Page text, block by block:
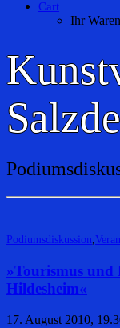
Cart
Ihr
Podiumsdiskussion
»Tourismus und
Hildesheim«
17. August 2010,